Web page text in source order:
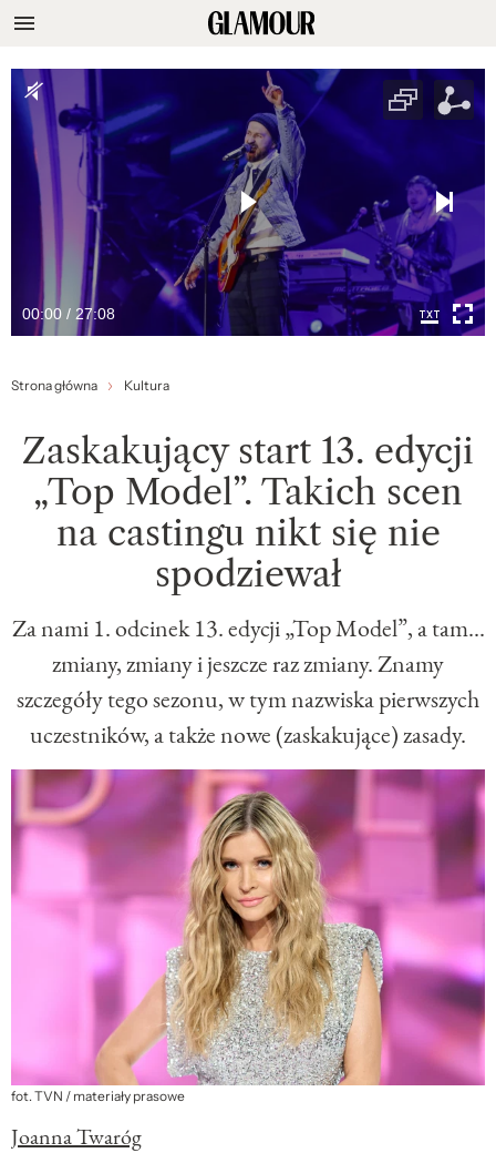
00:00 / 27:08
Strona główna Kultura
Zaskakujący start 13. edycji
„Top Model”. Takich scen
na castingu nikt się nie
spodziewał
Za nami 1. odcinek 13. edycji „Top Model”, a tam...
zmiany, zmiany i jeszcze raz zmiany. Znamy
szczegóły tego sezonu, w tym nazwiska pierwszych
uczestników, a także nowe (zaskakujące) zasady.
fot. TVN / materiały prasowe
Joanna Twaróg